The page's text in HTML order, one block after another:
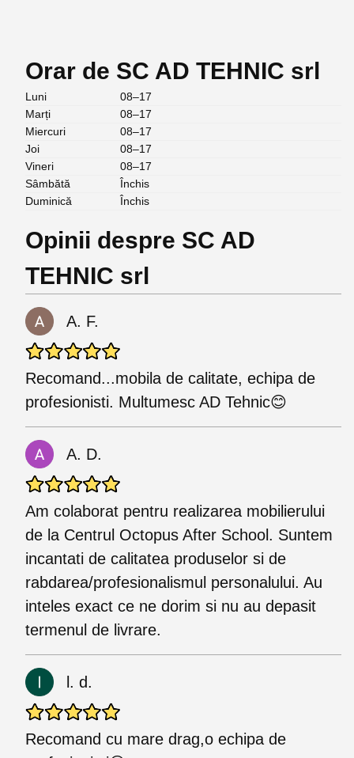
Orar de SC AD TEHNIC srl
Luni
08–17
Marți
08–17
Miercuri
08–17
Joi
08–17
Vineri
08–17
Sâmbătă
Închis
Duminică
Închis
Opinii despre SC AD
TEHNIC srl
A. F.
Recomand...mobila de calitate, echipa de
profesionisti. Multumesc AD Tehnic😊
A. D.
Am colaborat pentru realizarea mobilierului
de la Centrul Octopus After School. Suntem
incantati de calitatea produselor si de
rabdarea/profesionalismul personalului. Au
inteles exact ce ne dorim si nu au depasit
termenul de livrare.
l. d.
Recomand cu mare drag,o echipa de